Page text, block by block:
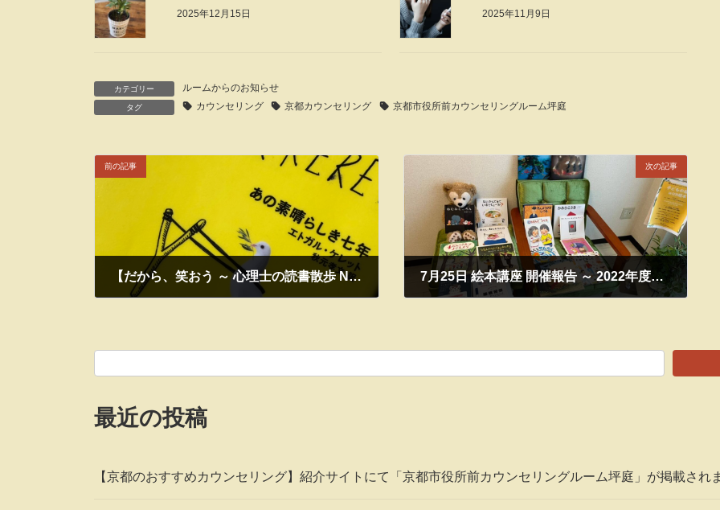
2025年12月15日 2025年11月9日
カテゴリー ルームからのお知らせ
タグ カウンセリング 京都カウンセリング 京都市役所前カウンセリングルーム坪庭
前の記事
【だから、笑おう ～ 心理士の読書散歩 No.5】
次の記事
7月25日 絵本講座 開催報告 ～ 2022年度第1期 #4
最近の投稿
【京都のおすすめカウンセリング】紹介サイトにて「京都市役所前カウンセリングルーム坪庭」が掲載され